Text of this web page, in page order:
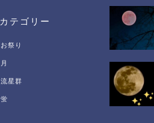
カテゴリー
お祭り
月
流星群
蛍